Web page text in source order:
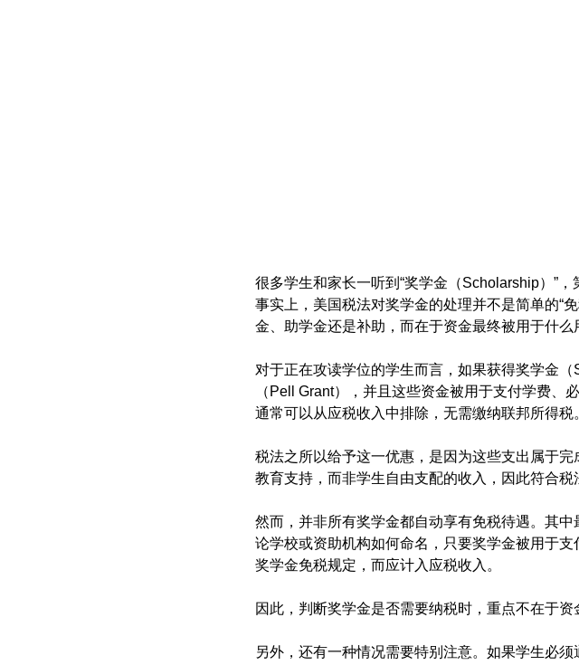
很多学生和家长一听到“奖学金（Scholarship）”
事实上，美国税法对奖学金的处理并不是简单的“
金、助学金还是补助，而在于资金最终被用于什么
对于正在攻读学位的学生而言，如果获得奖学金
（Pell Grant），并且这些资金被用于支付学费、
通常可以从应税收入中排除，无需缴纳联邦所得税
税法之所以给予这一优惠，是因为这些支出属于
教育支持，而非学生自由支配的收入，因此符合税
然而，并非所有奖学金都自动享有免税待遇。其
论学校或资助机构如何命名，只要奖学金被用于
奖学金免税规定，而应计入应税收入。
因此，判断奖学金是否需要纳税时，重点不在于资
另外，还有一种情况需要特别注意。如果学生必